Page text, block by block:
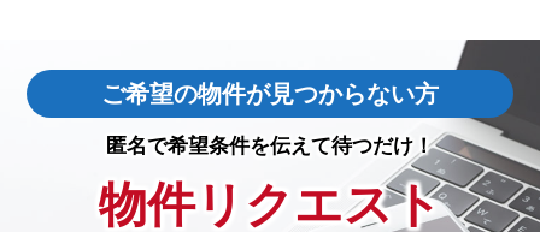
ご希望の物件が見つからない方
匿名で希望条件を伝えて待つだけ！
物件リクエスト